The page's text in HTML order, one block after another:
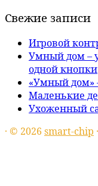
Свежие записи
Игровой
Умный дом –
одной кнопки
«Умный дом»
Маленькие
Ухоженный
· © 2026 smart-chip ·